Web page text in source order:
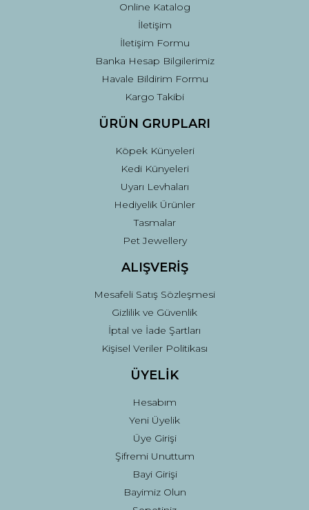
Gönder
Online Katalog
İletişim
İletişim Formu
Banka Hesap Bilgilerimiz
Havale Bildirim Formu
Kargo Takibi
ÜRÜN GRUPLARI
Köpek Künyeleri
Kedi Künyeleri
Uyarı Levhaları
Hediyelik Ürünler
Tasmalar
Pet Jewellery
ALIŞVERİŞ
Mesafeli Satış Sözleşmesi
Gizlilik ve Güvenlik
İptal ve İade Şartları
Kişisel Veriler Politikası
ÜYELİK
Hesabım
Yeni Üyelik
Üye Girişi
Şifremi Unuttum
Bayi Girişi
Bayimiz Olun